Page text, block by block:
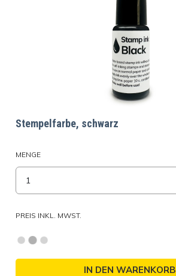
Stempelfarbe, schwarz
MENGE
PREIS INKL. MWST.
IN DEN WARENKORB